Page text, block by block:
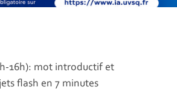
16h): mot introductif et
flash en 7 minutes